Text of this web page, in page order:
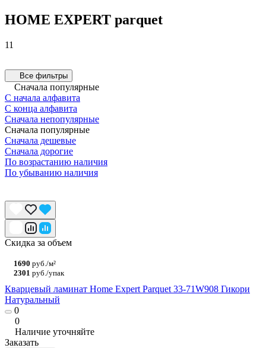
HOME EXPERT parquet
11
11 товаров
Все фильтры
Сначала популярные
С начала алфавита
С конца алфавита
Сначала непопулярные
Сначала популярные
Сначала дешевые
Сначала дорогие
По возрастанию наличия
По убыванию наличия
Скидка за объем
1690 руб./м²
2301 руб./упак
Кварцевый ламинат Home Expert Parquet 33-71W908 Гикори
Натуральный
0
0
Наличие уточняйте
Заказать